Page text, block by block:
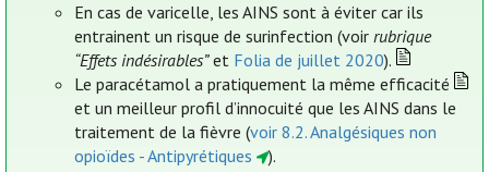
En cas de varicelle, les AINS sont à éviter car ils
entrainent un risque de surinfection (voirrubrique
“Effets indésirables”et Folia de juillet 2020).
Le paracétamol a pratiquement la même efficacité
et un meilleur profil d’innocuité que les AINS dans le
traitement de la fièvre (voir 8.2. Analgésiques non
opioïdes - Antipyrétiques
).